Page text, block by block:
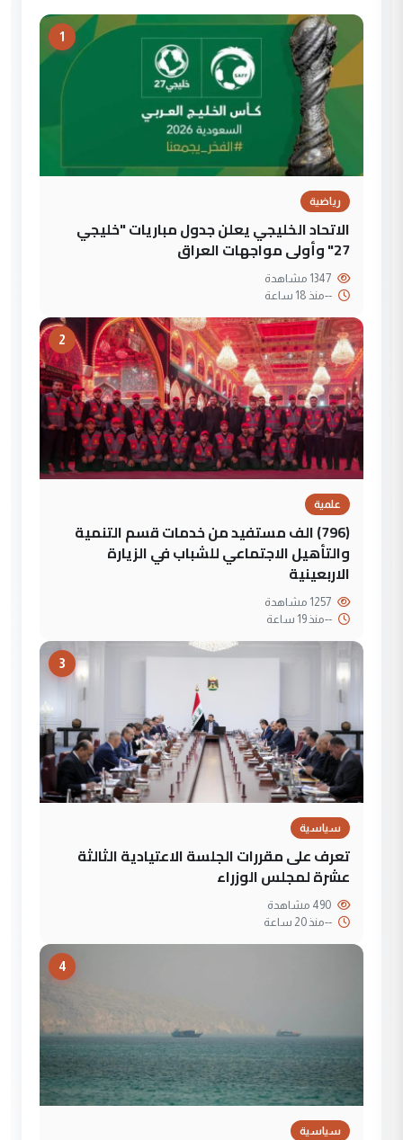
1
رياضية
الاتحاد الخليجي يعلن جدول مباريات "خليجي
27" وأولى مواجهات العراق
--منذ 18 ساعة
2
علمية
(796) الف مستفيد من خدمات قسم التنمية
والتأهيل الاجتماعي للشباب في الزيارة
الاربعينية
--منذ 19 ساعة
3
سياسية
تعرف على مقررات الجلسة الاعتيادية الثالثة
عشرة لمجلس الوزراء
--منذ 20 ساعة
4
سياسية